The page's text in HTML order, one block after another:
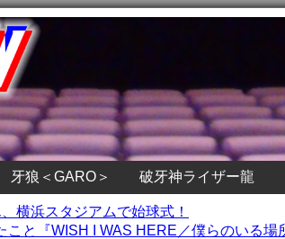
牙狼＜GARO＞ 破牙神ライザー龍
横浜スタジアムで始球式！
と『WISH I WAS HERE／僕らのいる場